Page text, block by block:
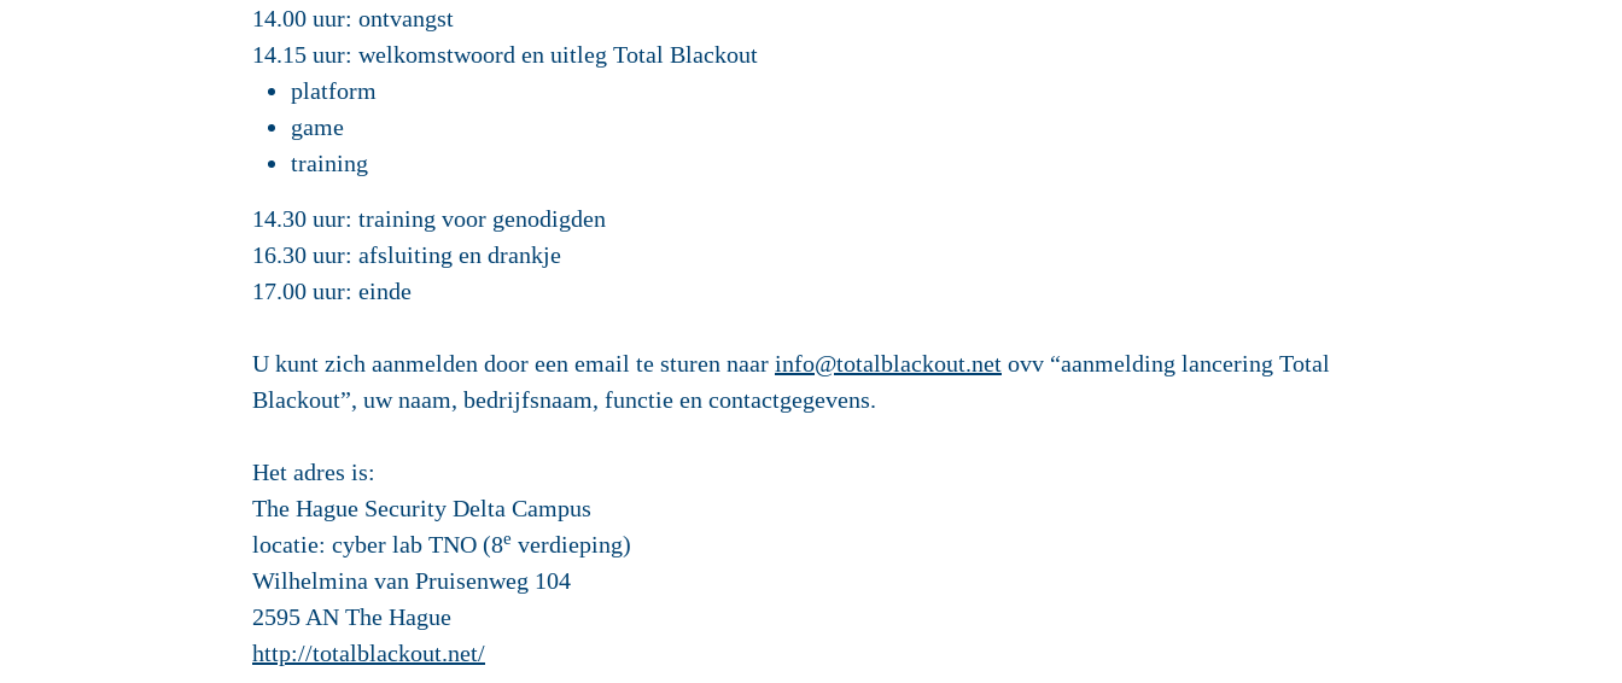
14.00 uur: ontvangst
14.15 uur: welkomstwoord en uitleg Total Blackout
platform
game
training
14.30 uur: training voor genodigden
16.30 uur: afsluiting en drankje
17.00 uur: einde
U kunt zich aanmelden door een email te sturen naar info@totalblackout.net ovv “aanmelding lancering Total
Blackout”, uw naam, bedrijfsnaam, functie en contactgegevens.
Het adres is:
The Hague Security Delta Campus
locatie: cyber lab TNO (8e verdieping)
Wilhelmina van Pruisenweg 104
2595 AN The Hague
http://totalblackout.net/